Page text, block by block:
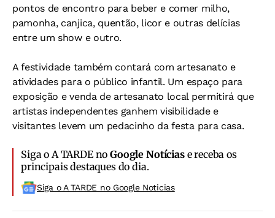
pontos de encontro para beber e comer milho,
pamonha, canjica, quentão, licor e outras delícias
entre um show e outro.
A festividade também contará com artesanato e
atividades para o público infantil. Um espaço para
exposição e venda de artesanato local permitirá que
artistas independentes ganhem visibilidade e
visitantes levem um pedacinho da festa para casa.
Siga o A TARDE noGoogle Notíciase receba os
principais destaques do dia.
Siga o A TARDE no Google Noticias